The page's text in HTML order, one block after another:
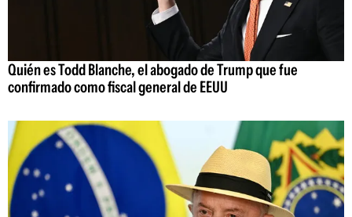
Quién es Todd Blanche, el abogado de Trump que fue
confirmado como fiscal general de EEUU